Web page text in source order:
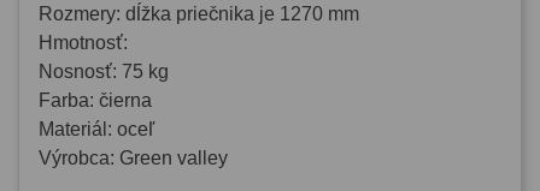
Rozmery: dĺžka priečnika je 1270 mm
Hmotnosť:
Nosnosť: 75 kg
Farba: čierna
Materiál: oceľ
Výrobca: Green valley